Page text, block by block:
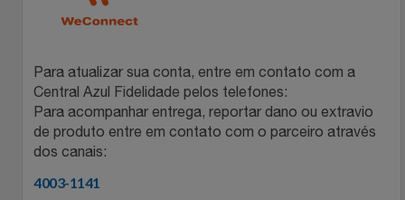
Para atualizar sua conta, entre em contato com a
Central Azul Fidelidade pelos telefones:
Para acompanhar entrega, reportar dano ou extravio
de produto entre em contato com o parceiro através
dos canais:
4003-1141